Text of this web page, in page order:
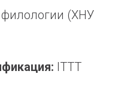
филологии (ХНУ
ITTT